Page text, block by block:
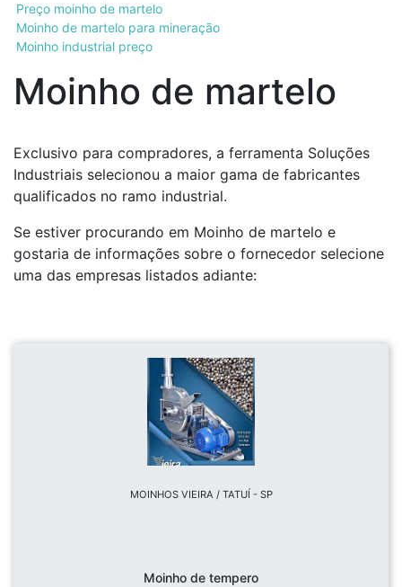
Preço moinho de martelo
Moinho de martelo para mineração
Moinho industrial preço
Moinho de martelo
Exclusivo para compradores, a ferramenta Soluções
Industriais selecionou a maior gama de fabricantes
qualificados no ramo industrial.
Se estiver procurando em Moinho de martelo e
gostaria de informações sobre o fornecedor selecione
uma das empresas listados adiante:
MOINHOS VIEIRA / TATUÍ - SP
Moinho de tempero